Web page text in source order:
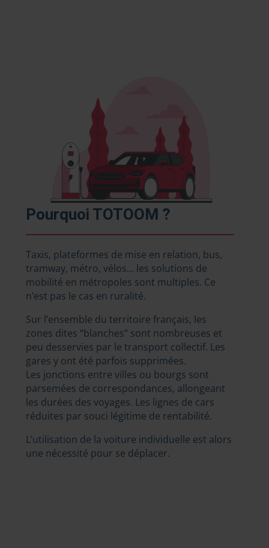
Pourquoi TOTOOM ?
Taxis, plateformes de mise en relation, bus,
tramway, métro, vélos… les solutions de
mobilité en métropoles sont multiples. Ce
n’est pas le cas en ruralité.
Sur l’ensemble du territoire français, les
zones dites “blanches” sont nombreuses et
peu desservies par le transport collectif. Les
gares y ont été parfois supprimées.
Les jonctions entre villes ou bourgs sont
parsemées de correspondances, allongeant
les durées des voyages. Les lignes de cars
réduites par souci légitime de rentabilité.
L’utilisation de la voiture individuelle est alors
une nécessité pour se déplacer.